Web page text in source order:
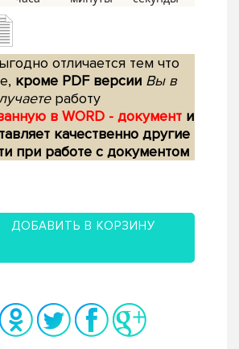
отличается тем что
кроме PDF версии Вы в
работу
в WORD - документ и
качественно другие
при работе с документом
ДОБАВИТЬ В КОРЗИНУ